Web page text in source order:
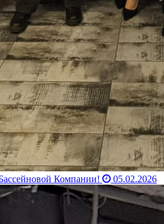
Компании! 05.02.2026